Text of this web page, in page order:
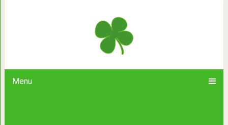
Menu
Появление Петьки семья не
подъезде, изменил